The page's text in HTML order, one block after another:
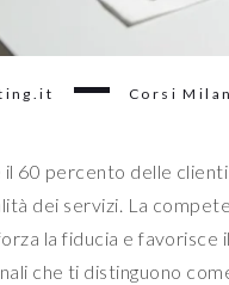
Corsi
60 percento delle clienti
dei servizi. La
la fiducia e favorisce
che ti distinguono